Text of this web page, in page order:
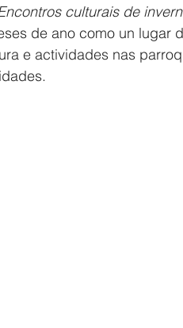
culturais de
de ano como un lugar
e actividades nas